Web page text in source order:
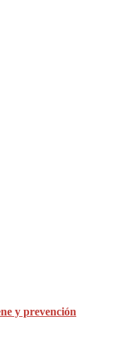
y prevención